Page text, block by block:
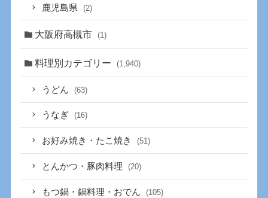
鹿児島県 (2)
大阪府高槻市 (1)
料理別カテゴリー (1,940)
うどん (63)
うなぎ (16)
お好み焼き・たこ焼き (51)
とんかつ・豚肉料理 (20)
もつ鍋・鍋料理・おでん (105)